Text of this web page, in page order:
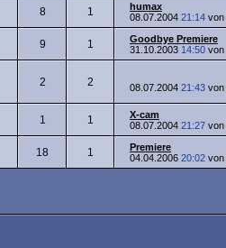
8 1
humax
08.07.2004 21:14 von
9 1
Goodbye Premiere
31.10.2003 14:50 von
2 2 08.07.2004 21:43 von
1 1
X-cam
08.07.2004 21:27 von
18 1
Premiere
04.04.2006 20:02 von